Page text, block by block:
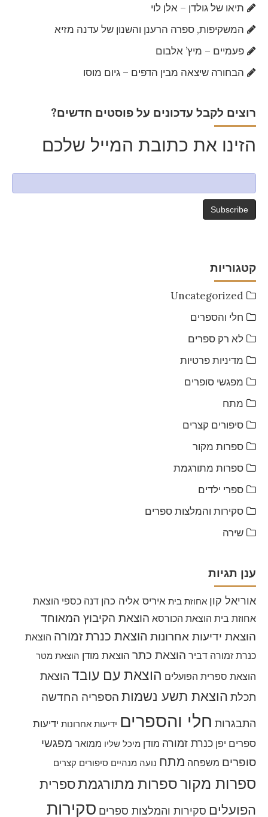
תיאו של גולדן – אלן לוי
המשקיפות, ספרה הרענן והשנון של עדנה מזיא
פעמיים – מיץ’ אלבום
הבחורה שיצאה מבין הדפים – גיום מוסו
?רוצים לקבל עדכונים על פוסטים חדשים
הזינו את כתובת המייל שלכם
קטגוריות
Uncategorized
חלי והספרים
לא רק ספרים
מדיניות פרטיות
מפגשי סופרים
מתח
סיפורים קצרים
ספרות מקור
ספרות מתורגמת
ספרי ילדים
סקירות והמלצות ספרים
שירה
ענן תגיות
אוריאל קון אחוזת בית איריס אליה כהן דנה כספי הוצאת
אחוזת בית הוצאת הכורסא הוצאת הקיבוץ המאוחד
הוצאת ידיעות אחרונות הוצאת כנרת זמורה הוצאת
כנרת זמורה דביר הוצאת כתר הוצאת מודן הוצאת מטר
הוצאת ספרית הפועלים הוצאת עם עובד הוצאת
תכלת הוצאת תשע נשמות הספריה החדשה
התבגרות חלי והספרים ידיעות אחרונות ידיעות
ספרים יפן כנרת זמורה מודן מיכל שליו ממואר מפגשי
סופרים משפחה מתח נועה מנהיים סיפורים קצרים
ספרות מקורספרות מתורגמתספרית
הפועלים סקירות והמלצות ספרים סקירות